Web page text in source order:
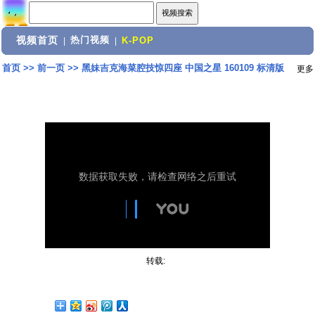
视频首页 热门视频 K-POP
首页>> 前一页>> 黑妹吉克海菜腔技惊四座 中国之星 160109 标清版 更多
转载: